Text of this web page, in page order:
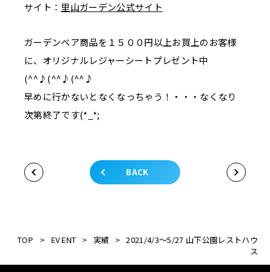
サイト： 里山ガーデン公式サイト
ガーデンベア商品を１５００円以上お買上のお客様
に、オリジナルレジャーシートプレゼント中
(^^♪(^^♪(^^♪
早めに行かないとなくなっちゃう！・・・なくなり
次第終了です(*_*;
BACK
TOP > EVENT > 実績 > 2021/4/3～5/27 山下公園レストハウ
ス